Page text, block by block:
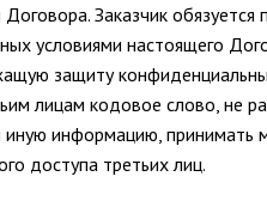
Заказчик
условиями настоящего
защиту
лицам кодовое слово, не
информацию, принимать
доступа третьих лиц.